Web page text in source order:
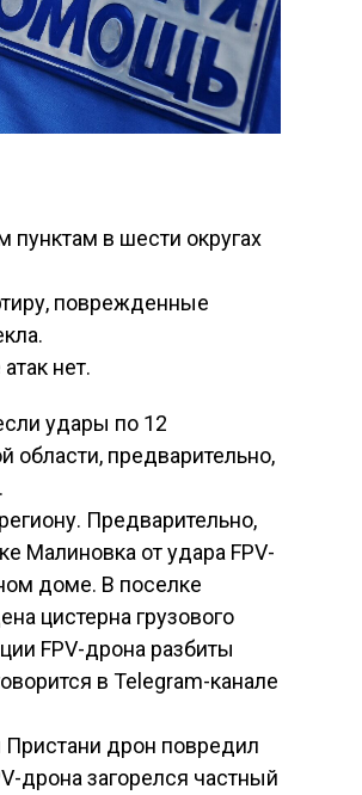
в шести округах
поврежденные
нет.
удары по 12
области, предварительно,
Предварительно,
Малиновка от удара FPV-
доме. В поселке
цистерна грузового
FPV-дрона разбиты
в Telegram-канале
дрон повредил
дрона загорелся частный